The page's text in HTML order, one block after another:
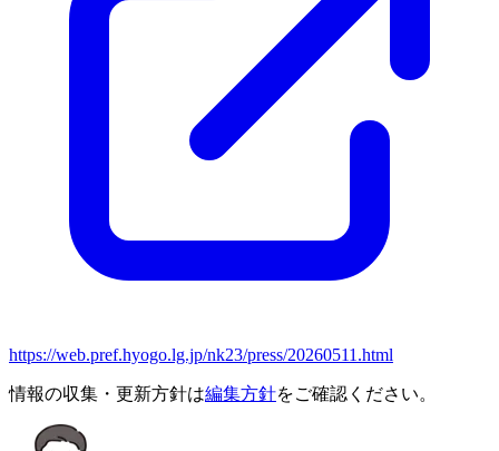
https://web.pref.hyogo.lg.jp/nk23/press/20260511.html
情報の収集・更新方針は編集方針をご確認ください。